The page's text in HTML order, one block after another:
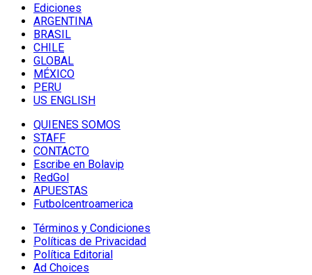
Ediciones
ARGENTINA
BRASIL
CHILE
GLOBAL
MÉXICO
PERU
US ENGLISH
QUIENES SOMOS
STAFF
CONTACTO
Escribe en Bolavip
RedGol
APUESTAS
Futbolcentroamerica
Términos y Condiciones
Políticas de Privacidad
Política Editorial
Ad Choices